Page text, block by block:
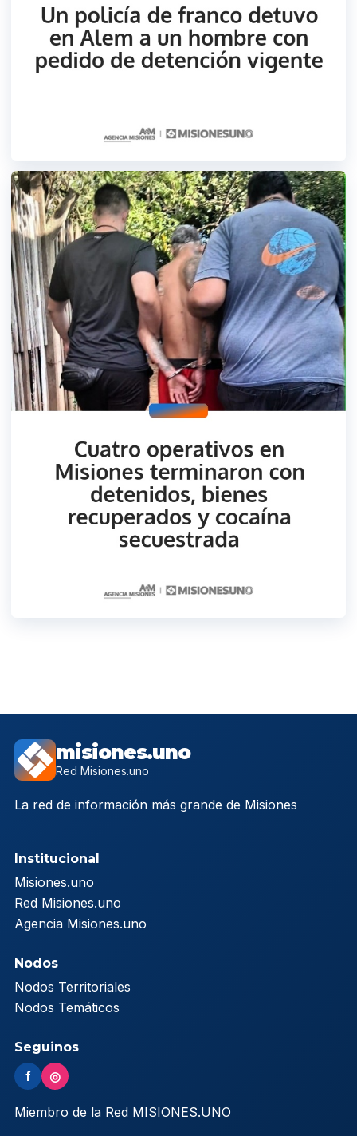
misiones.uno
Red Misiones.uno
La red de información más grande de Misiones
Institucional
Misiones.uno
Red Misiones.uno
Agencia Misiones.uno
Nodos
Nodos Territoriales
Nodos Temáticos
Seguinos
f ◎
Miembro de la Red MISIONES.UNO